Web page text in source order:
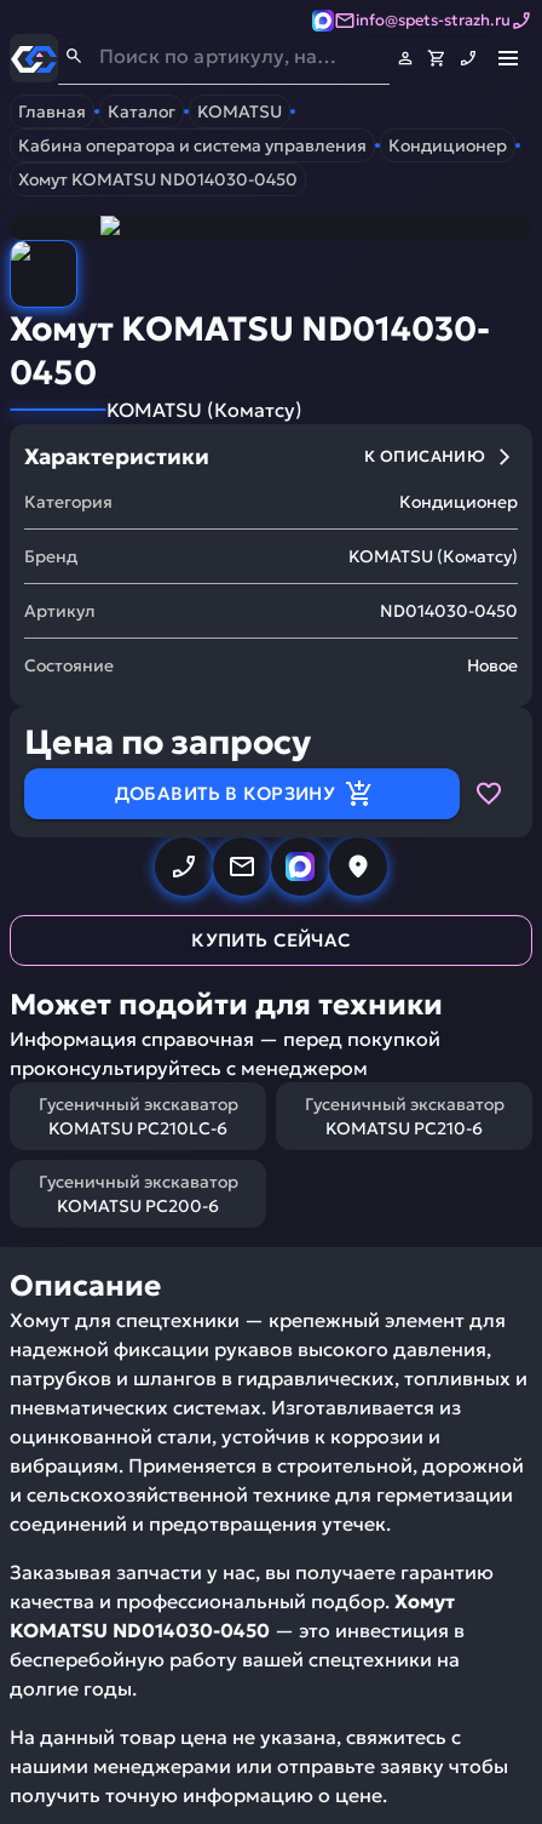
info@spets-strazh.ru
Спец-Страж- Запчасти для спецтехники
Главная Каталог
KOMATSU
Кабина оператора и система управления
Кондиционер
Хомут KOMATSU ND014030-0450
Хомут KOMATSU ND014030-
0450
KOMATSU (Коматсу)
Характеристики К ОПИСАНИЮ
Категория Кондиционер
Бренд KOMATSU (Коматсу)
Артикул ND014030-0450
Состояние Новое
Цена по запросу
ДОБАВИТЬ В КОРЗИНУ
КУПИТЬ СЕЙЧАС
Может подойти для техники
Информация справочная — перед покупкой
проконсультируйтесь с менеджером
Гусеничный экскаватор
KOMATSU PC210LC-6
Гусеничный экскаватор
KOMATSU PC210-6
Гусеничный экскаватор
KOMATSU PC200-6
Описание
Хомут для спецтехники — крепежный элемент для
надежной фиксации рукавов высокого давления,
патрубков и шлангов в гидравлических, топливных и
пневматических системах. Изготавливается из
оцинкованной стали, устойчив к коррозии и
вибрациям. Применяется в строительной, дорожной
и сельскохозяйственной технике для герметизации
соединений и предотвращения утечек.
Заказывая запчасти у нас, вы получаете гарантию
качества и профессиональный подбор. Хомут
KOMATSU ND014030-0450 — это инвестиция в
бесперебойную работу вашей спецтехники на
долгие годы.
На данный товар цена не указана, свяжитесь с
нашими менеджерами или отправьте заявку чтобы
получить точную информацию о цене.